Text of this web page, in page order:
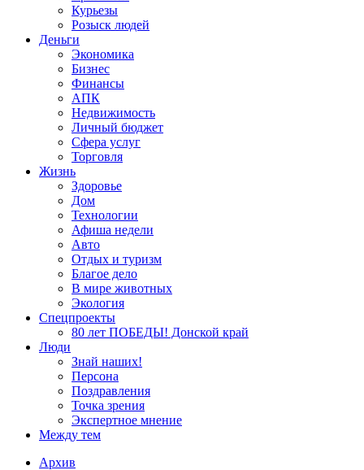
Курьезы
Розыск людей
Деньги
Экономика
Бизнес
Финансы
АПК
Недвижимость
Личный бюджет
Сфера услуг
Торговля
Жизнь
Здоровье
Дом
Технологии
Афиша недели
Авто
Отдых и туризм
Благое дело
В мире животных
Экология
Спецпроекты
80 лет ПОБЕДЫ! Донской край
Люди
Знай наших!
Персона
Поздравления
Точка зрения
Экспертное мнение
Между тем
Архив